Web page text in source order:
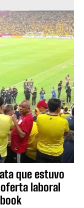
que estuvo
laboral